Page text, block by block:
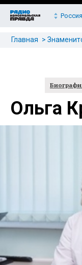
Россия
Главная
Ольга